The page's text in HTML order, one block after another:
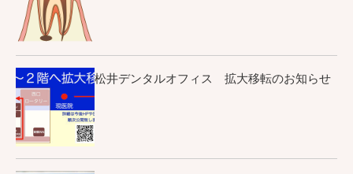
松井デンタルオフィス 拡大移転のお知らせ